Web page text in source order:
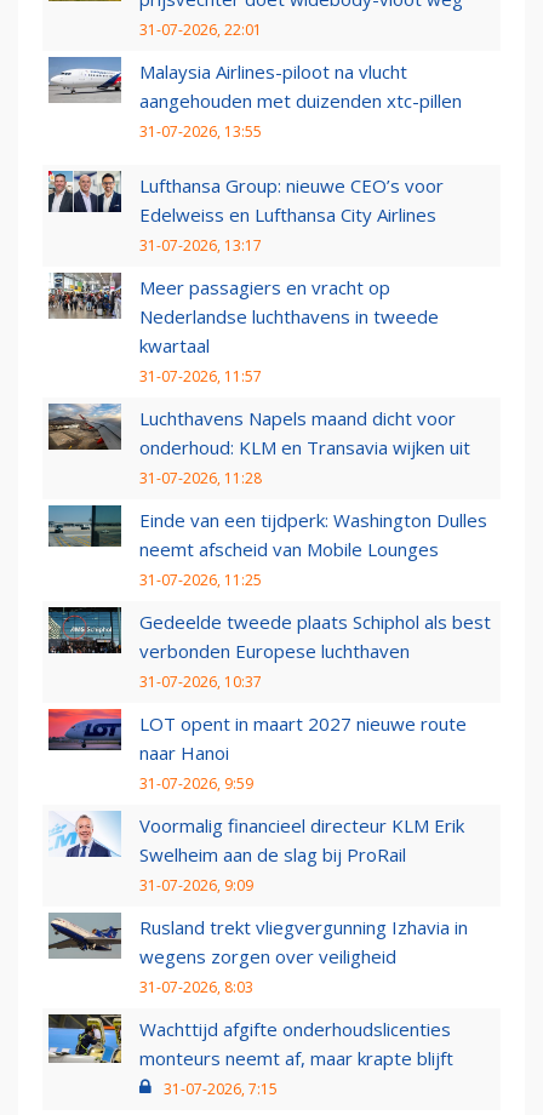
31-07-2026, 22:01
Malaysia Airlines-piloot na vlucht
aangehouden met duizenden xtc-pillen
31-07-2026, 13:55
Lufthansa Group: nieuwe CEO’s voor
Edelweiss en Lufthansa City Airlines
31-07-2026, 13:17
Meer passagiers en vracht op
Nederlandse luchthavens in tweede
kwartaal
31-07-2026, 11:57
Luchthavens Napels maand dicht voor
onderhoud: KLM en Transavia wijken uit
31-07-2026, 11:28
Einde van een tijdperk: Washington Dulles
neemt afscheid van Mobile Lounges
31-07-2026, 11:25
Gedeelde tweede plaats Schiphol als best
verbonden Europese luchthaven
31-07-2026, 10:37
LOT opent in maart 2027 nieuwe route
naar Hanoi
31-07-2026, 9:59
Voormalig financieel directeur KLM Erik
Swelheim aan de slag bij ProRail
31-07-2026, 9:09
Rusland trekt vliegvergunning Izhavia in
wegens zorgen over veiligheid
31-07-2026, 8:03
Wachttijd afgifte onderhoudslicenties
monteurs neemt af, maar krapte blijft
31-07-2026, 7:15